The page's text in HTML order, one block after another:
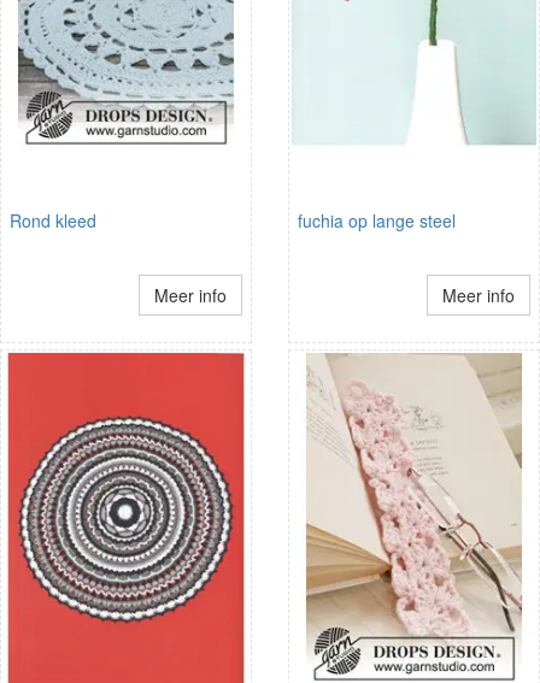
Rond kleed
Meer info
fuchia op lange steel
Meer info